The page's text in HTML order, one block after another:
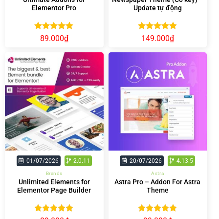
Elementor Pro
Được xếp
5.00
89.000₫
Update tự động
Được xếp
4.92
5 sao
149.000₫
01/07/2026 2.0.11
Brands
Unlimited Elements for
Elementor Page Builder
20/07/2026 4.13.5
Astra
Astra Pro – Addon For Astra
Theme